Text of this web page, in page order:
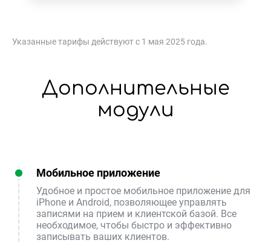
Указанные тарифы действуют с 1 мая 2025 года.
Дополнительные
модули
Мобильное приложение
Удобное и простое мобильное приложение для
iPhone и Android, позволяющее управлять
записями на прием и клиентской базой. Все
необходимое, чтобы быстро и эффективно
записывать ваших клиентов.